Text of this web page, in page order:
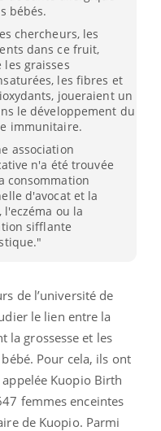
bébés.
chercheurs, les
dans ce fruit,
les graisses
les fibres et
joueraient un
le développement du
immunitaire.
association
n'a été trouvée
consommation
d'avocat et la
ou la
sifflante
de l’université de
le lien entre la
la grossesse et les
Pour cela, ils ont
Kuopio Birth
femmes enceintes
de Kuopio. Parmi